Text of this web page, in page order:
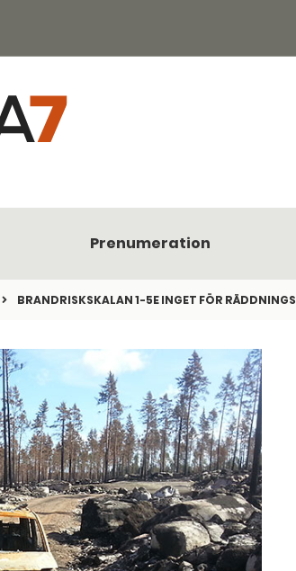
Prenumeration
BRANDRISKSKALAN 1-5E INGET FÖR